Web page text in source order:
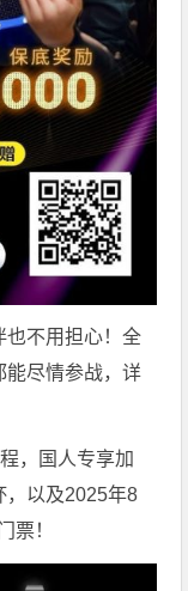
也不用担心！全
能尽情参战，详
，国人专享加
，以及2025年8
票！